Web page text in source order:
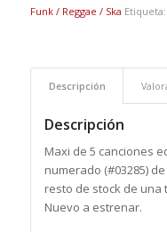
Funk / Reggae / Ska Etiqueta:
Descripción
Descripción
Maxi de 5 canciones
numerado (#03285)
resto de stock de una
Nuevo a estrenar.